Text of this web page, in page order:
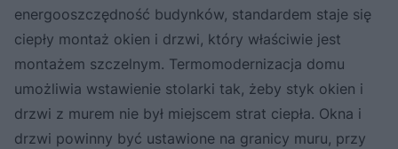
energooszczędność budynków, standardem staje się
ciepły montaż okien i drzwi, który właściwie jest
montażem szczelnym. Termomodernizacja domu
umożliwia wstawienie stolarki tak, żeby styk okien i
drzwi z murem nie był miejscem strat ciepła. Okna i
drzwi powinny być ustawione na granicy muru, przy